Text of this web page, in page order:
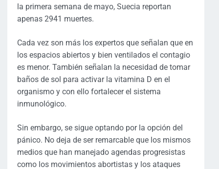
la primera semana de mayo, Suecia reportan
apenas 2941 muertes.
Cada vez son más los expertos que señalan que en
los espacios abiertos y bien ventilados el contagio
es menor. También señalan la necesidad de tomar
baños de sol para activar la vitamina D en el
organismo y con ello fortalecer el sistema
inmunológico.
Sin embargo, se sigue optando por la opción del
pánico. No deja de ser remarcable que los mismos
medios que han manejado agendas progresistas
como los movimientos abortistas y los ataques